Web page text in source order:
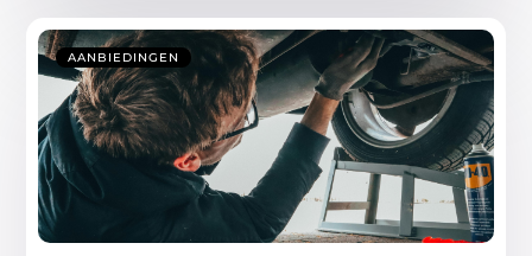
AANBIEDINGEN